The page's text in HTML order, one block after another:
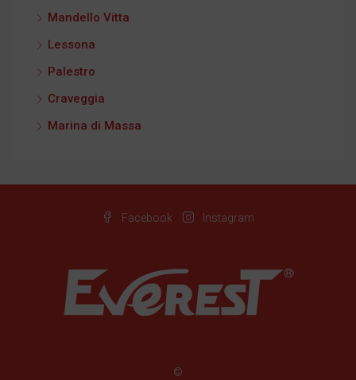
Mandello Vitta
Lessona
Palestro
Craveggia
Marina di Massa
Facebook Instagram
©